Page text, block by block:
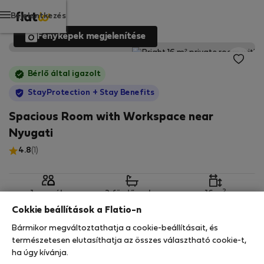
Bejelentkezés
Fényképek megjelenítése
Bérlő által igazolt
StayProtection + Stay Benefits
Spacious Room with Workspace near
Nyugati
4.8(1)
1 személy 2 fürdőszoba 16 m2
1. emelet Wi-Fi Felszerelt
Cokkie beállítások a Flatio-n
Bármikor megváltoztathatja a cookie-beállításait, és
természetesen elutasíthatja az összes választható cookie-t,
ha úgy kívánja.